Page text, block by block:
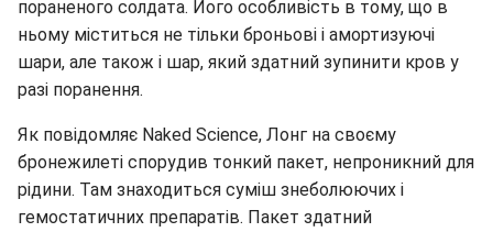
пораненого солдата. Його особливість в тому, що в
ньому міститься не тільки броньові і амортизуючі
шари, але також і шар, який здатний зупинити кров у
разі поранення.
Як повідомляє Naked Science, Лонг на своєму
бронежилеті спорудив тонкий пакет, непроникний для
рідини. Там знаходиться суміш знеболюючих і
гемостатичних препаратів. Пакет здатний